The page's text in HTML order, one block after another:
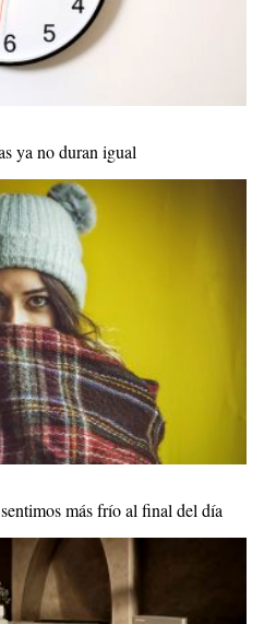
ya no duran igual
más frío al final del día